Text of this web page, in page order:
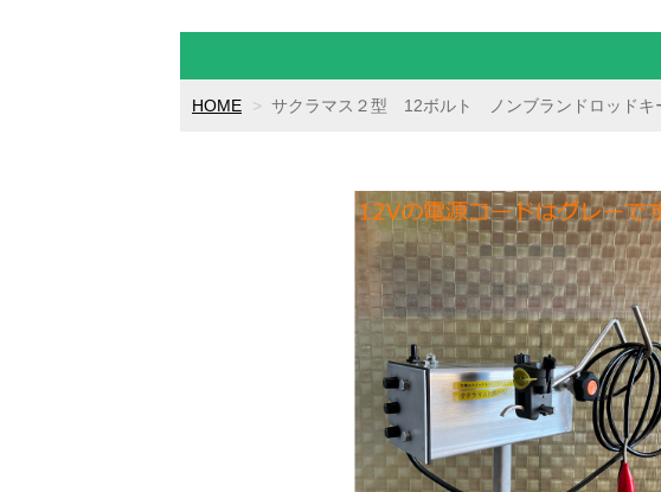
HOME サクラマス２型 12ボルト ノンブランドロッドキ